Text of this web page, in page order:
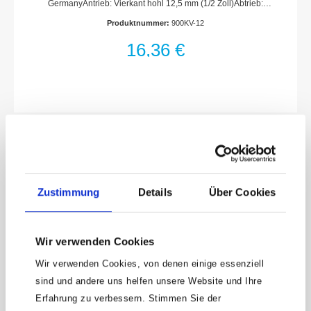
Zustimmung Details Über Cookies
Wir verwenden Cookies
Wir verwenden Cookies, von denen einige essenziell
sind und andere uns helfen unsere Website und Ihre
Erfahrung zu verbessern. Stimmen Sie der
GermanyAntrieb: Vierkant hohl 12,5 mm (1/2 Zoll)Abtrieb:
mmAbmessungen / Länge: 54 mmDurchmesser d1 (am
mmSchutzisolierung bis 1000VFür Handbetätigung
Produktnummer: 900KV-12
16,36 €
HAZET Steckschlüsseleinsatz · Sechskant ·